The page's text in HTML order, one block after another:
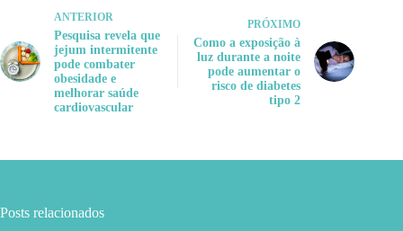
ANTERIOR
Pesquisa revela que
jejum intermitente
pode combater
obesidade e
melhorar saúde
cardiovascular
PRÓXIMO
Como a exposição à
luz durante a noite
pode aumentar o
risco de diabetes
tipo 2
Posts relacionados